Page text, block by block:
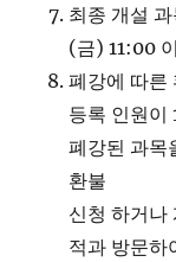
최종 개설
(금) 11:00
폐강에 따른
등록 인원이
폐강된 과목
환불
신청 하거나
적과 방문하